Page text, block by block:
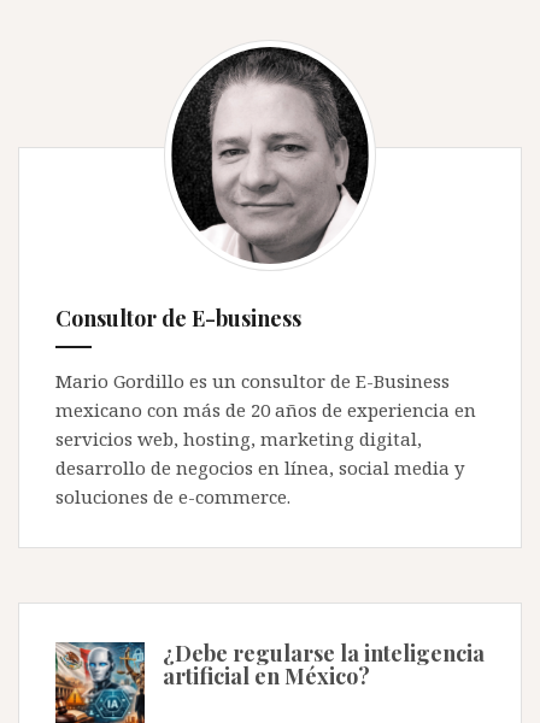
Consultor de E-business
Mario Gordillo es un consultor de E-Business
mexicano con más de 20 años de experiencia en
servicios web, hosting, marketing digital,
desarrollo de negocios en línea, social media y
soluciones de e-commerce.
¿Debe regularse la inteligencia
artificial en México?